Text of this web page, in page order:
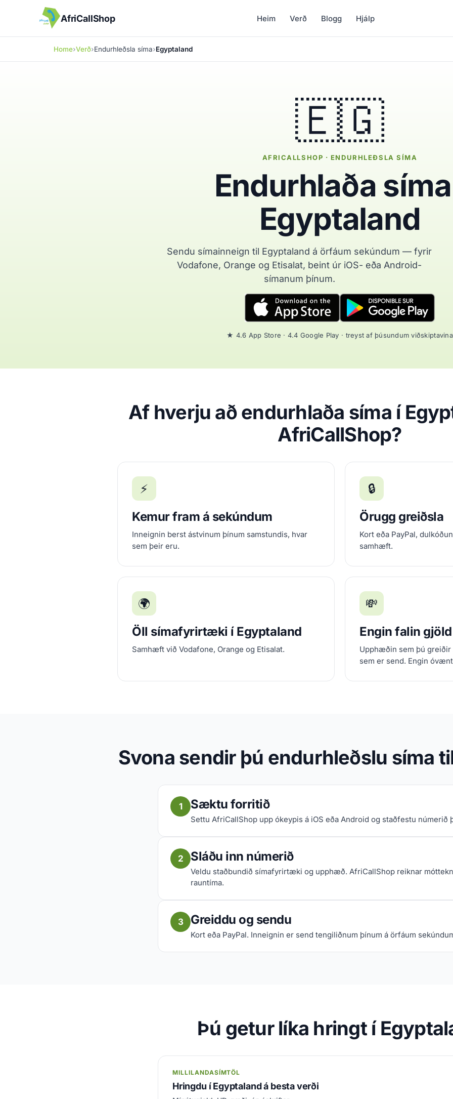
AfriCallShop Heim Verð Blogg Hjálp
Home Verð Endurhleðsla síma Egyptaland
🇪🇬
AFRICALLSHOP · ENDURHLEÐSLA SÍMA
Endurhlaða
Egyptaland
Sendu símainneign til Egyptaland á örfáum sekúndum — fyrir
Vodafone, Orange og Etisalat, beint úr iOS- eða Android-
símanum þínum.
★ 4.6 App Store · 4.4 Google Play · treyst af þúsundum viðskiptavina
Af hverju að endurhlaða síma í
AfriCallShop?
⚡
Kemur fram á sekúndum
Inneignin berst ástvinum þínum samstundis, hvar
sem þeir eru.
🔒
Örugg greiðsla
Kort eða PayPal,
samhæft.
🌍
Öll símafyrirtæki í Egyptaland
Samhæft við Vodafone, Orange og Etisalat.
💸
Engin falin gjöld
Upphæðin sem þú greiðir
sem er send. Engin
Svona sendir þú endurhleðslu síma
1 Sæktu forritið
Settu AfriCallShop upp ókeypis á iOS eða Android og staðfestu númerið
2 Sláðu inn númerið
Veldu staðbundið símafyrirtæki og upphæð. AfriCallShop reiknar
rauntíma.
3 Greiddu og sendu
Kort eða PayPal. Inneignin er send tengiliðnum þínum á örfáum
Þú getur líka hringt í
MILLILANDASÍMTÖL
Hringdu í Egyptaland á besta verði